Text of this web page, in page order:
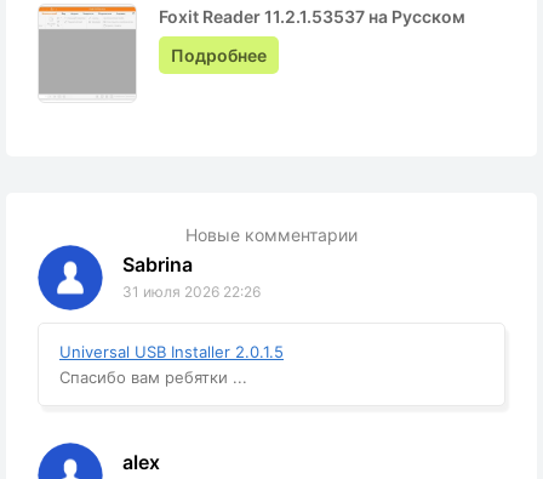
Foxit Reader 11.2.1.53537 на Русском
Подробнее
Новые комментарии
Sabrina
31 июля 2026 22:26
Universal USB Installer 2.0.1.5
Спасибо вам ребятки ...
alex